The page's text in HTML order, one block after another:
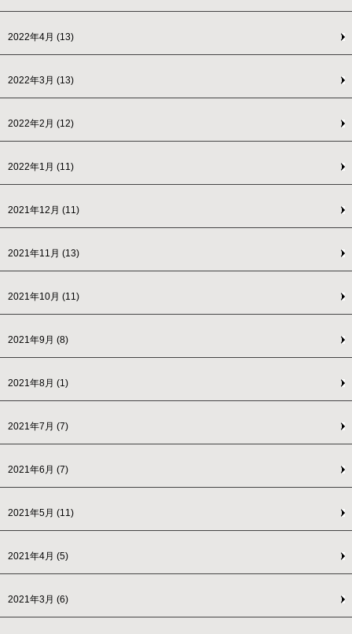
2022年4月 (13)
2022年3月 (13)
2022年2月 (12)
2022年1月 (11)
2021年12月 (11)
2021年11月 (13)
2021年10月 (11)
2021年9月 (8)
2021年8月 (1)
2021年7月 (7)
2021年6月 (7)
2021年5月 (11)
2021年4月 (5)
2021年3月 (6)